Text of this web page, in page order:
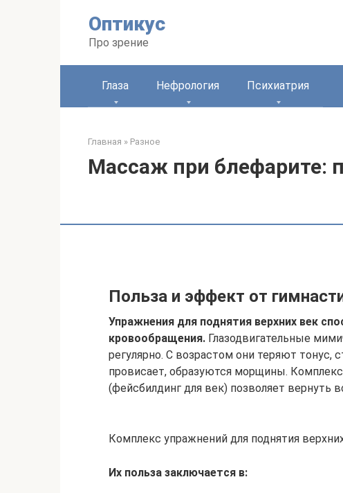
Оптикус
Про зрение
Глаза Нефрология Психиатрия
Главная » Разное
Массаж при блефарите:
Польза и эффект от
Упражнения для поднятия верхних век
кровообращения. Глазодвигательные
регулярно. С возрастом они теряют
провисает, образуются морщины.
(фейсбилдинг для век) позволяет вернуть
Комплекс упражнений для поднятия
Их польза заключается в: